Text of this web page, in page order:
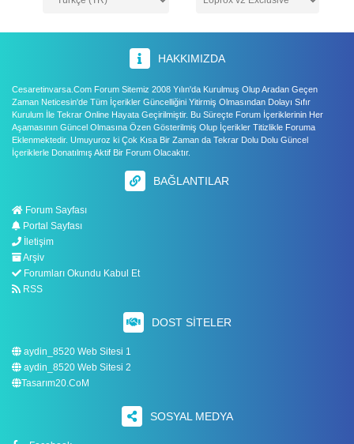
HAKKIMIZDA
Cesaretinvarsa.Com Forum Sitemiz 2008 Yılın'da Kurulmuş Olup Aradan Geçen
Zaman Neticesin'de Tüm İçerikler Güncelliğini Yitirmiş Olmasından Dolayı Sıfır
Kurulum İle Tekrar Online Hayata Geçirilmiştir. Bu Süreçte Forum İçeriklerinin Her
Aşamasının Güncel Olmasına Özen Gösterilmiş Olup İçerikler Titizlikle Foruma
Eklenmektedir. Umuyuroz ki Çok Kısa Bir Zaman da Tekrar Dolu Dolu Güncel
İçeriklerle Donatılmış Aktif Bir Forum Olacaktır.
BAĞLANTILAR
Forum Sayfası
Portal Sayfası
İletişim
Arşiv
Forumları Okundu Kabul Et
RSS
DOST SITELER
aydin_8520 Web Sitesi 1
aydin_8520 Web Sitesi 2
Tasarım20.CoM
SOSYAL MEDYA